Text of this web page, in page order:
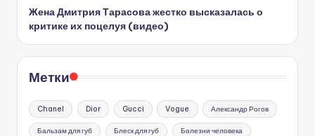
Жена Дмитрия Тарасова жестко высказалась о
критике их поцелуя (видео)
Метки
Chanel Dior Gucci Vogue Александр Рогов
Бальзам для губ Блеск для губ Болезни человека